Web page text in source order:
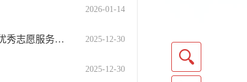
2026-01-14
喜报！由区红十字会推荐的上海市浦东新区人民医院“满天星”志愿服务队获优秀志愿服务组织闪耀之星！ 2025-12-30
2025-12-30